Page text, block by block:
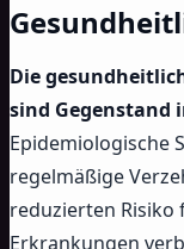
Die
sind Gegenstand
Epidemiologische
regelmäßige
reduzierten Risiko
Erkrankungen